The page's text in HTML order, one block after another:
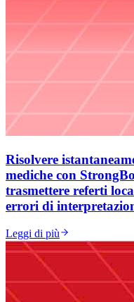
Risolvere
mediche con
trasmettere referti
errori di
Leggi di più